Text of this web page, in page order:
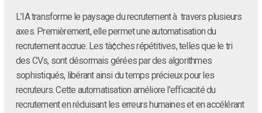
L’IA transforme le paysage du recrutement à travers plusieurs
axes. Premièrement, elle permet une automatisation du
recrutement accrue. Les tà¢ches répétitives, telles que le tri
des CVs, sont désormais gérées par des algorithmes
sophistiqués, libérant ainsi du temps précieux pour les
recruteurs. Cette automatisation améliore l’efficacité du
recrutement en réduisant les erreurs humaines et en accélérant